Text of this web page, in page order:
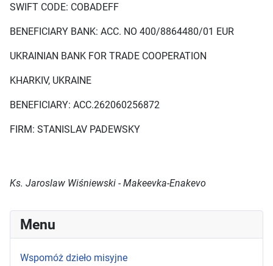
Menu
Wspomóż dzieło misyjne
SWIFT CODE: COBADEFF
BENEFICIARY BANK: ACC. NO 400/8864480/01 EUR
UKRAINIAN BANK FOR TRADE COOPERATION
KHARKIV, UKRAINE
BENEFICIARY: ACC.262060256872
FIRM: STANISLAV PADEWSKY
Ks. Jaroslaw Wiśniewski - Makeevka-Enakevo